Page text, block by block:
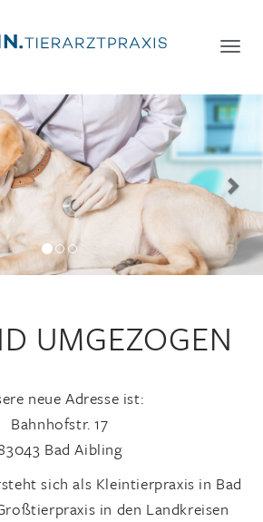
Toggle
UMGEZOGEN
neue Adresse ist:
Bahnhofstr. 17
Bad Aibling
sich als Kleintierpraxis in Bad
in den Landkreisen